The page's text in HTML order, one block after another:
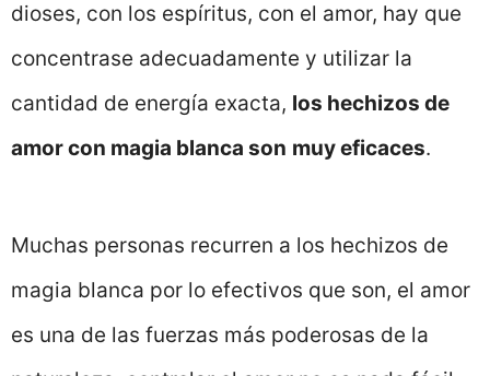
dioses, con los espíritus, con el amor, hay que
concentrase adecuadamente y utilizar la
cantidad de energía exacta, los hechizos de
amor con magia blanca son muy eficaces.
Muchas personas recurren a los hechizos de
magia blanca por lo efectivos que son, el amor
es una de las fuerzas más poderosas de la